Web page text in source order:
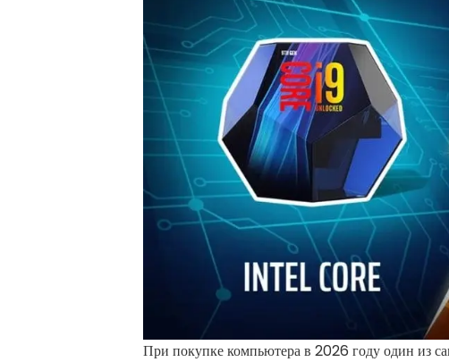
При покупке компьютера в 2026 году один из